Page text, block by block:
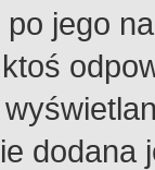
jego
dodana